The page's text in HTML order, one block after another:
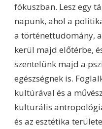
fókuszban. Lesz egy
napunk, ahol a
a történettudomány,
kerül majd előtérbe,
szentelünk majd a
egészségnek is.
kultúrával és a
kulturális
és az esztétika